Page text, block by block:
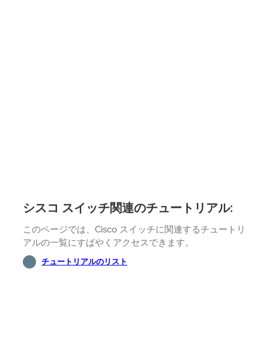
シスコ スイッチ関連のチュートリアル:
このページでは、Cisco スイッチに関連するチュートリ
アルの一覧にすばやくアクセスできます。
チュートリアルのリスト